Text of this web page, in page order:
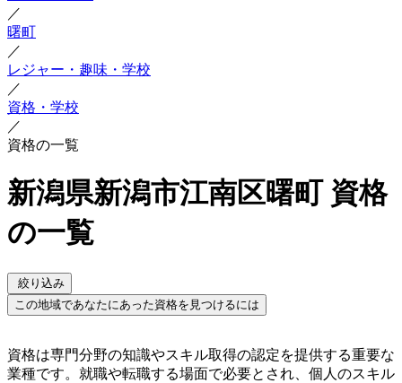
／
曙町
／
レジャー・趣味・学校
／
資格・学校
／
資格の一覧
新潟県新潟市江南区曙町 資格
の一覧
絞り込み
この地域であなたにあった資格を見つけるには
資格は専門分野の知識やスキル取得の認定を提供する重要な
業種です。就職や転職する場面で必要とされ、個人のスキル